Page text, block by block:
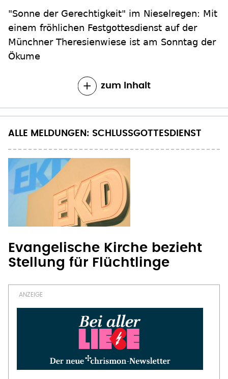
"Sonne der Gerechtigkeit" im Nieselregen: Mit
einem fröhlichen Festgottesdienst auf der
Münchner Theresienwiese ist am Sonntag der
Ökume
zum Inhalt
ALLE MELDUNGEN: SCHLUSSGOTTESDIENST
Evangelische Kirche bezieht
Stellung für Flüchtlinge